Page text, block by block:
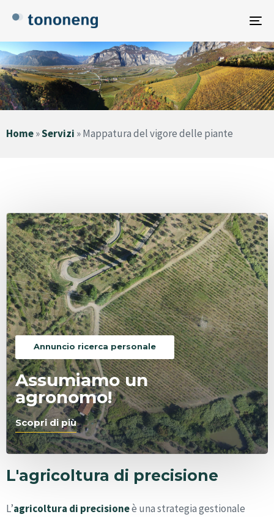
Home»Servizi »Mappatura del vigore delle piante
Annuncio ricerca personale
Assumiamo un
agronomo!
Scopri di più
L'agricoltura di precisione
L’agricoltura di precisioneè una strategia gestionale